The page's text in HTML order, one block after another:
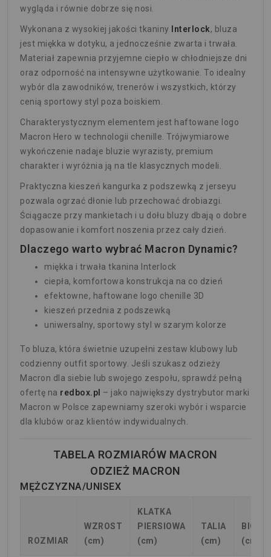
wygląda i równie dobrze się nosi.
Wykonana z wysokiej jakości tkaniny Interlock, bluza
jest miękka w dotyku, a jednocześnie zwarta i trwała.
Materiał zapewnia przyjemne ciepło w chłodniejsze dni
oraz odporność na intensywne użytkowanie. To idealny
wybór dla zawodników, trenerów i wszystkich, którzy
cenią sportowy styl poza boiskiem.
Charakterystycznym elementem jest haftowane logo
Macron Hero w technologii chenille. Trójwymiarowe
wykończenie nadaje bluzie wyrazisty, premium
charakter i wyróżnia ją na tle klasycznych modeli.
Praktyczna kieszeń kangurka z podszewką z jerseyu
pozwala ogrzać dłonie lub przechować drobiazgi.
Ściągacze przy mankietach i u dołu bluzy dbają o dobre
dopasowanie i komfort noszenia przez cały dzień.
Dlaczego warto wybrać Macron Dynamic?
miękka i trwała tkanina Interlock
ciepła, komfortowa konstrukcja na co dzień
efektowne, haftowane logo chenille 3D
kieszeń przednia z podszewką
uniwersalny, sportowy styl w szarym kolorze
To bluza, która świetnie uzupełni zestaw klubowy lub
codzienny outfit sportowy. Jeśli szukasz odzieży
Macron dla siebie lub swojego zespołu, sprawdź pełną
ofertę na redbox.pl – jako największy dystrybutor marki
Macron w Polsce zapewniamy szeroki wybór i wsparcie
dla klubów oraz klientów indywidualnych.
TABELA ROZMIARÓW MACRON
ODZIEŻ MACRON
MĘŻCZYZNA/UNISEX
ROZMIAR
WZROST
(cm)
KLATKA
PIERSIOWA
(cm)
TALIA
(cm)
(cm)